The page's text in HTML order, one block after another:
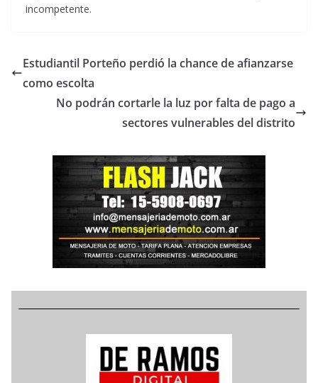
incompetente.
Estudiantil Porteño perdió la chance de afianzarse
como escolta
No podrán cortarle la luz por falta de pago a
sectores vulnerables del distrito